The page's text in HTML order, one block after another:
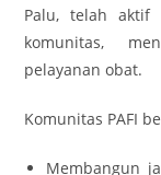
Palu, telah aktif
komunitas,
pelayanan obat.
Komunitas PAFI
Membangun